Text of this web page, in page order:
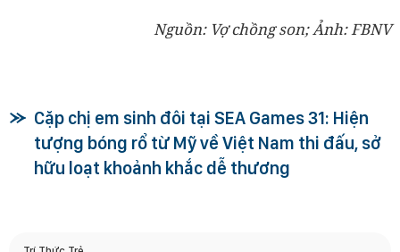
Nguồn: Vợ chồng son; Ảnh: FBNV
Cặp chị em sinh đôi tại SEA Games 31: Hiện
tượng bóng rổ từ Mỹ về Việt Nam thi đấu, sở
hữu loạt khoảnh khắc dễ thương